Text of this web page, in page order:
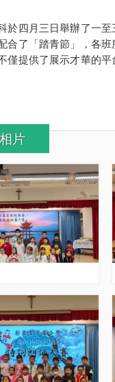
四月三日舉辦了一至
合了「踏青節」，各
僅提供了展示才華的
片